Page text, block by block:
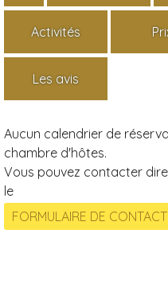
Activités
Les avis
Aucun calendrier de
chambre d'hôtes.
Vous pouvez contacter
le